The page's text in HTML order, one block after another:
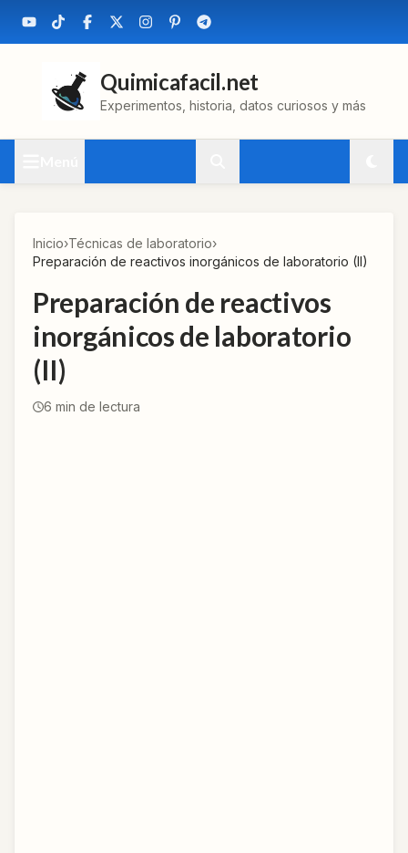
Quimicafacil.net
Experimentos, historia, datos curiosos y más
Inicio›Técnicas de laboratorio›
Preparación de reactivos inorgánicos de laboratorio (II)
Preparación de reactivos
inorgánicos de laboratorio
(II)
6 min de lectura